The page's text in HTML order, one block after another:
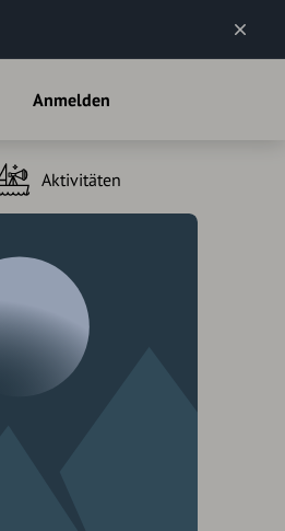
Anmelden
Aktivitäten